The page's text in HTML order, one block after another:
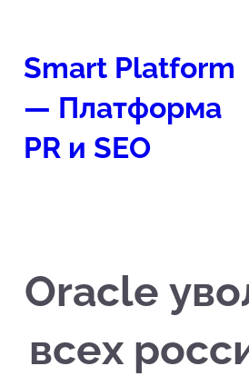
содержимому
Smart Platform
— Платформа
PR и SEO
Oracle
всех